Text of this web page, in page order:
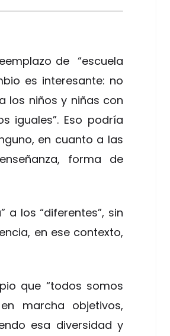
de “escuela
es interesante: no
los niños y niñas con
iguales”. Eso podría
en cuanto a las
forma de
los “diferentes”, sin
en ese contexto,
que “todos somos
marcha objetivos,
esa diversidad y